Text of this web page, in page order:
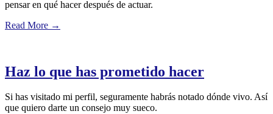
pensar en qué hacer después de actuar.
Read More →
Haz lo que has prometido hacer
Si has visitado mi perfil, seguramente habrás notado dónde vivo. Así
que quiero darte un consejo muy sueco.